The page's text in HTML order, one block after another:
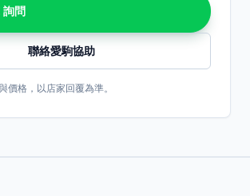
詢問
聯絡愛駒協助
價格，以店家回覆為準。